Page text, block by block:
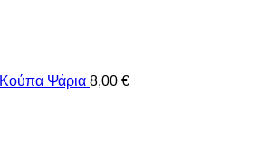
Κούπα Ψάρια 8,00 €